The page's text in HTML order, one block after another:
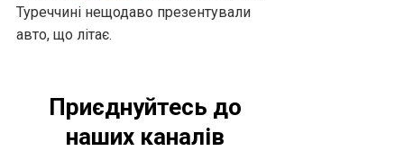
Туреччині нещодаво презентували
авто, що літає.
Приєднуйтесь до
наших каналів